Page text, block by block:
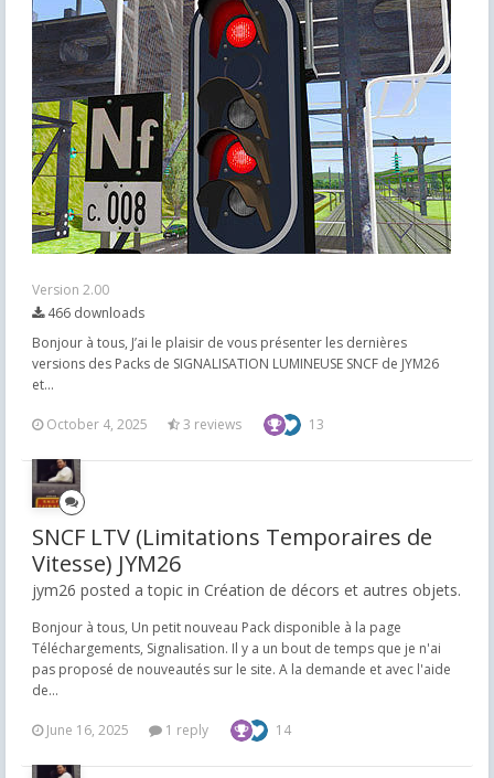
Version 2.00
466 downloads
Bonjour à tous, J’ai le plaisir de vous présenter les dernières
versions des Packs de SIGNALISATION LUMINEUSE SNCF de JYM26
et...
October 4, 2025 3 reviews 13
SNCF LTV (Limitations Temporaires de
Vitesse) JYM26
jym26 posted a topic in Création de décors et autres objets.
Bonjour à tous, Un petit nouveau Pack disponible à la page
Téléchargements, Signalisation. Il y a un bout de temps que je n'ai
pas proposé de nouveautés sur le site. A la demande et avec l'aide
de...
June 16, 2025 1 reply 14